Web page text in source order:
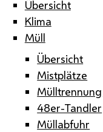
Übersicht
Klima
Müll
Übersicht
Mistplätze
Mülltrennung
48er-Tandler
Müllabfuhr